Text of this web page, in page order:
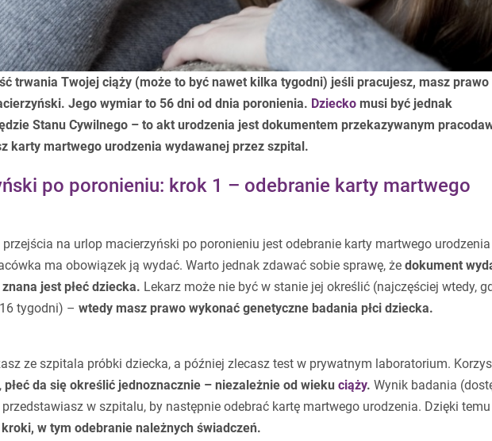
trwania Twojej ciąży (może to być nawet kilka tygodni) jeśli pracujesz, masz prawo
Jego wymiar to 56 dni od dnia poronienia. Dziecko musi być jednak
Stanu Cywilnego – to akt urodzenia jest dokumentem przekazywanym
karty martwego urodzenia wydawanej przez szpital.
po poronieniu: krok 1 – odebranie karty martwego
na urlop macierzyński po poronieniu jest odebranie karty martwego urodzenia
ma obowiązek ją wydać. Warto jednak zdawać sobie sprawę, że dokument
jest płeć dziecka. Lekarz może nie być w stanie jej określić (najczęściej wtedy,
tygodni) – wtedy masz prawo wykonać genetyczne badania płci dziecka.
ze szpitala próbki dziecka, a później zlecasz test w prywatnym laboratorium.
płeć da się określić jednoznacznie – niezależnie od wieku ciąży. Wynik badania
w szpitalu, by następnie odebrać kartę martwego urodzenia. Dzięki temu
w tym odebranie należnych świadczeń.